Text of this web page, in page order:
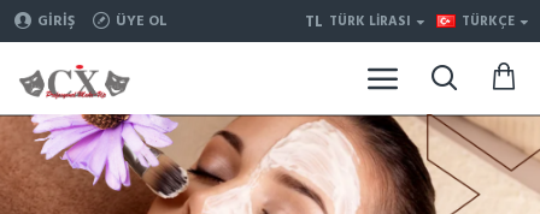
GIRIŞ ÜYE OL TL TÜRK LIRASI TÜRKÇE